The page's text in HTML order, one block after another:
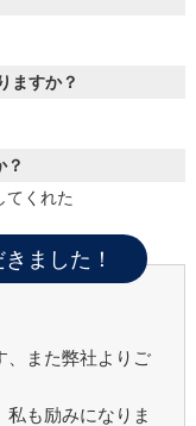
ますか？
？
てくれた
ました！
、また弊社よりご
私も励みになりま